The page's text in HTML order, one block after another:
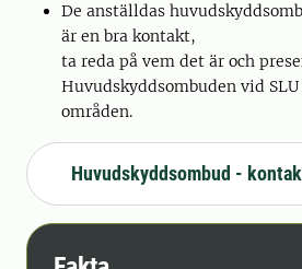
De anställdas
är en bra kontakt,
ta reda på vem det är och
Huvudskyddsombuden vid
områden.
Huvudskyddsombud -